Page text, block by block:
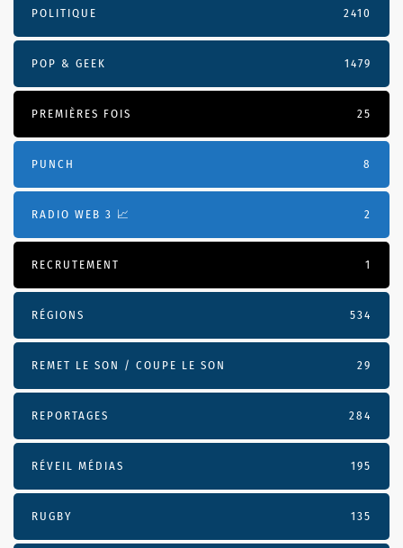
POLITIQUE 2410
POP & GEEK 1479
PREMIÈRES FOIS 25
PUNCH 8
RADIO WEB 3 📈 2
RECRUTEMENT 1
RÉGIONS 534
REMET LE SON / COUPE LE SON 29
REPORTAGES 284
RÉVEIL MÉDIAS 195
RUGBY 135